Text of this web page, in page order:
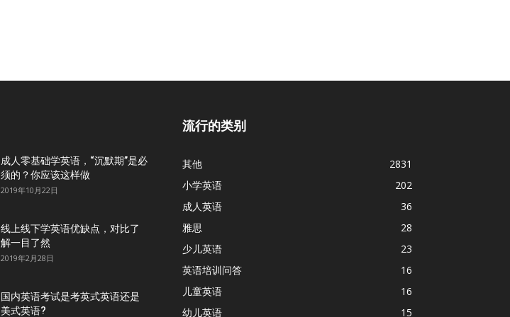
成人零基础学英语，“沉默期”是必
须的？你应该这样做
2019年10月22日
线上线下学英语优缺点，对比了
解一目了然
2019年2月28日
国内英语考试是考英式英语还是
美式英语?
流行的类别
其他
2831
小学英语
202
成人英语
36
雅思
28
少儿英语
23
英语培训问答
16
儿童英语
16
幼儿英语
15